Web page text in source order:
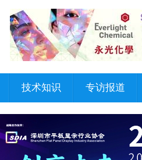
技术知识 专访报道